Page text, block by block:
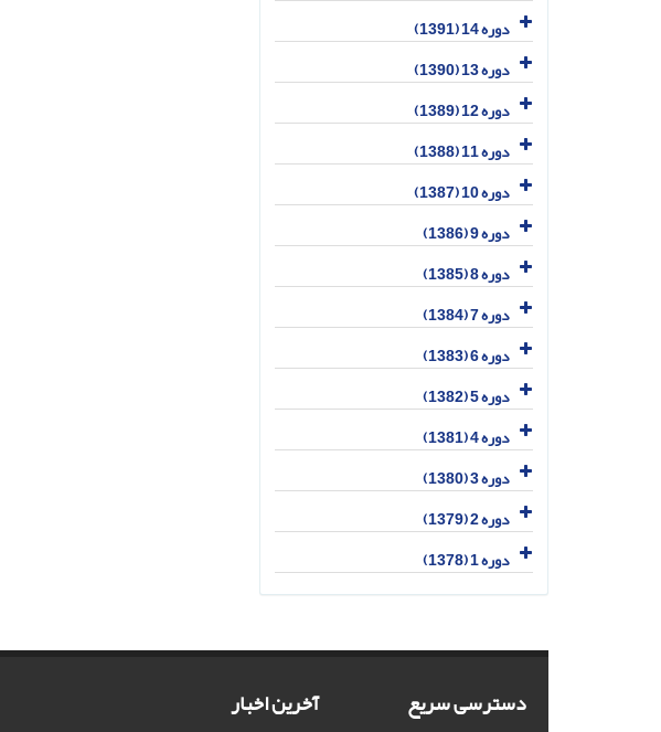
دوره 14 (1391)
دوره 13 (1390)
دوره 12 (1389)
دوره 11 (1388)
دوره 10 (1387)
دوره 9 (1386)
دوره 8 (1385)
دوره 7 (1384)
دوره 6 (1383)
دوره 5 (1382)
دوره 4 (1381)
دوره 3 (1380)
دوره 2 (1379)
دوره 1 (1378)
دسترسی سریع آخرین اخبار